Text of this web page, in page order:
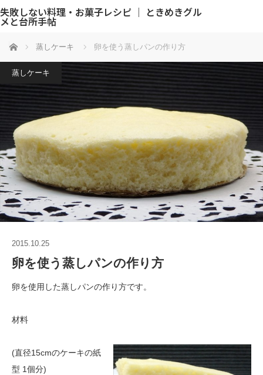
失敗しない料理・お菓子レシピ ｜ ときめきグル
メと台所手帖
ホーム 蒸しケーキ 卵を使う蒸しパンの作り方
蒸しケーキ
2015.10.25
卵を使う蒸しパンの作り方
卵を使用した蒸しパンの作り方です。
材料
(直径15cmのケーキの紙
型 1個分)